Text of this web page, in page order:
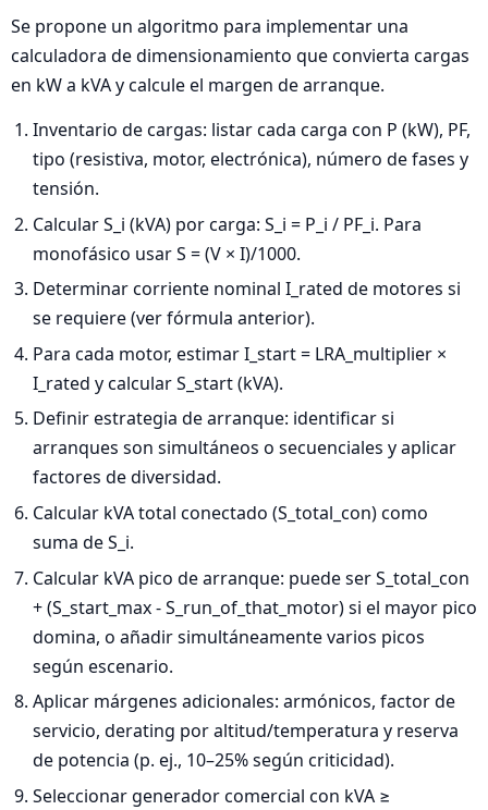
Se propone un algoritmo para implementar una
calculadora de dimensionamiento que convierta cargas
en kW a kVA y calcule el margen de arranque.
Inventario de cargas: listar cada carga con P (kW), PF,
tipo (resistiva, motor, electrónica), número de fases y
tensión.
Calcular S_i (kVA) por carga: S_i = P_i / PF_i. Para
monofásico usar S = (V × I)/1000.
Determinar corriente nominal I_rated de motores si
se requiere (ver fórmula anterior).
Para cada motor, estimar I_start = LRA_multiplier ×
I_rated y calcular S_start (kVA).
Definir estrategia de arranque: identificar si
arranques son simultáneos o secuenciales y aplicar
factores de diversidad.
Calcular kVA total conectado (S_total_con) como
suma de S_i.
Calcular kVA pico de arranque: puede ser S_total_con
+ (S_start_max - S_run_of_that_motor) si el mayor pico
domina, o añadir simultáneamente varios picos
según escenario.
Aplicar márgenes adicionales: armónicos, factor de
servicio, derating por altitud/temperatura y reserva
de potencia (p. ej., 10–25% según criticidad).
Seleccionar generador comercial con kVA ≥